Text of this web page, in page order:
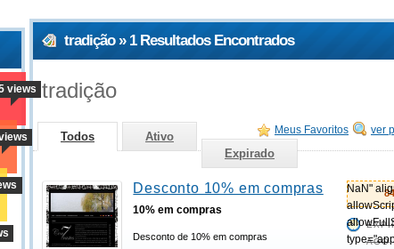
views
tradição » 1 Resultados Encontrados
tradição
ver
Meus Favoritos
Todos
Ativo
Expirado
NaN"
AGO
Desconto 10% em compras
10% em compras
Desconto de 10% em compras